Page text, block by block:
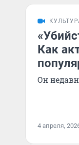
Как
Он
4 апреля,